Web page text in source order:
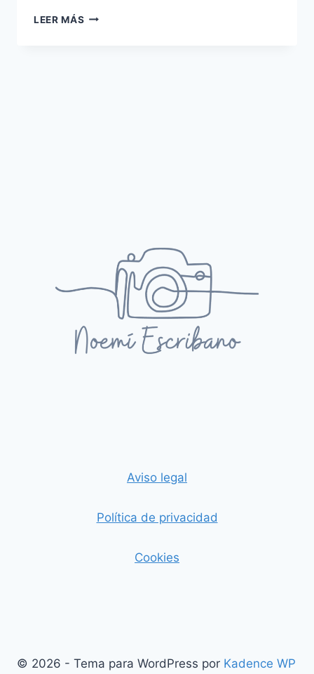
LEER MÁS DÉJAME
Aviso legal
Política de privacidad
Cookies
© 2026 - Tema para WordPress por Kadence WP